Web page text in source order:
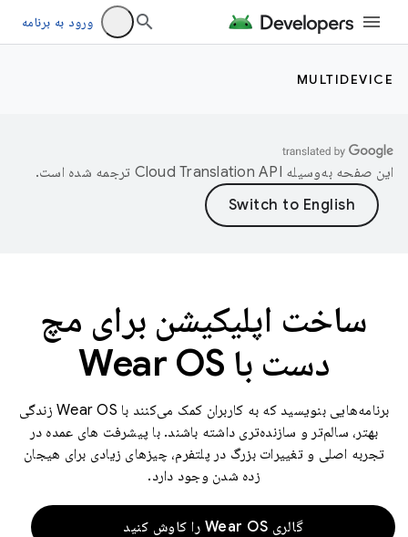
ورود به برنامه
MULTIDEVICE
این صفحه به‌وسیله ترجمه شده است.
ساخت اپلیکیشن برای مچ
دست با Wear OS
برنامه‌هایی بنویسید که به کاربران کمک می‌کنند با Wear OS زندگی
بهتر، سالم‌تر و سازنده‌تری داشته باشند. با پیشرفت های عمده در
تجربه اصلی و تغییرات بزرگ در پلتفرم، چیزهای زیادی برای هیجان
زده شدن وجود دارد.
گالری Wear OS را کاوش کنید